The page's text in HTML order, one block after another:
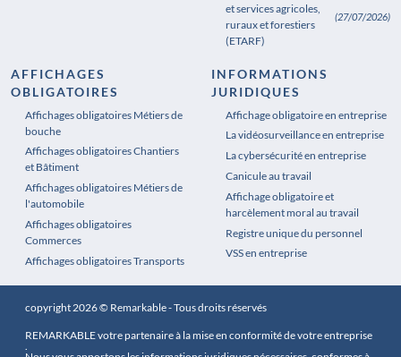
et services agricoles,
ruraux et forestiers
(ETARF)
(27/07/2026)
AFFICHAGES
OBLIGATOIRES
Affichages obligatoires Métiers de
bouche
Affichages obligatoires Chantiers
et Bâtiment
Affichages obligatoires Métiers de
l'automobile
Affichages obligatoires
Commerces
Affichages obligatoires Transports
Affichages obligatoires Pharmacie
INFORMATIONS
JURIDIQUES
Affichage obligatoire en entreprise
La vidéosurveillance en entreprise
La cybersécurité en entreprise
Canicule au travail
Affichage obligatoire et
harcèlement moral au travail
Registre unique du personnel
VSS en entreprise
copyright 2026 © Remarkable - Tous droits réservés
REMARKABLE votre partenaire à la mise en conformité de votre entreprise
.